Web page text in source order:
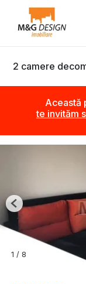
2 camere
Această
te invităm
1 / 8
Previous